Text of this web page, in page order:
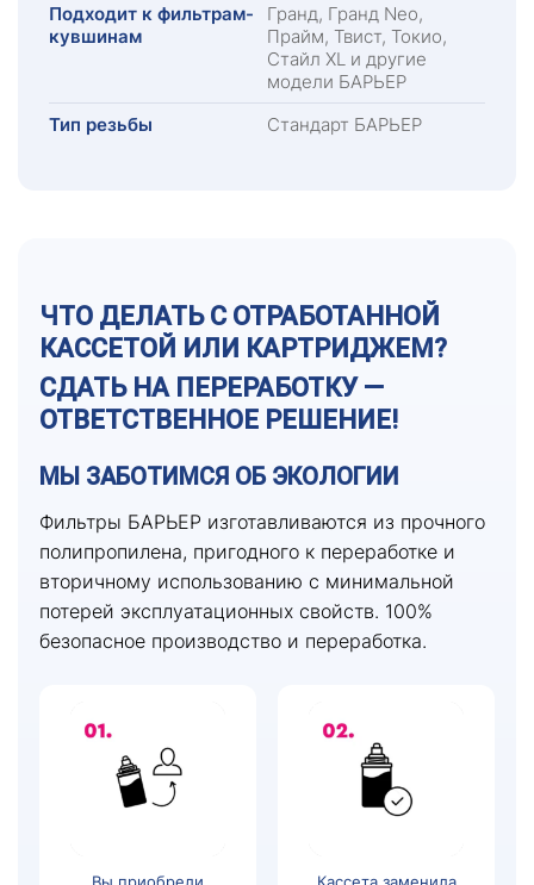
Подходит к фильтрам-
кувшинам
Гранд, Гранд Neo,
Прайм, Твист, Токио,
Стайл XL и другие
модели БАРЬЕР
Тип резьбы
Стандарт БАРЬЕР
ЧТО ДЕЛАТЬ С ОТРАБОТАННОЙ
КАССЕТОЙ ИЛИ КАРТРИДЖЕМ?
СДАТЬ НА ПЕРЕРАБОТКУ —
ОТВЕТСТВЕННОЕ РЕШЕНИЕ!
МЫ ЗАБОТИМСЯ ОБ ЭКОЛОГИИ
Фильтры БАРЬЕР изготавливаются из прочного
полипропилена, пригодного к переработке и
вторичному использованию с минимальной
потерей эксплуатационных свойств. 100%
безопасное производство и переработка.